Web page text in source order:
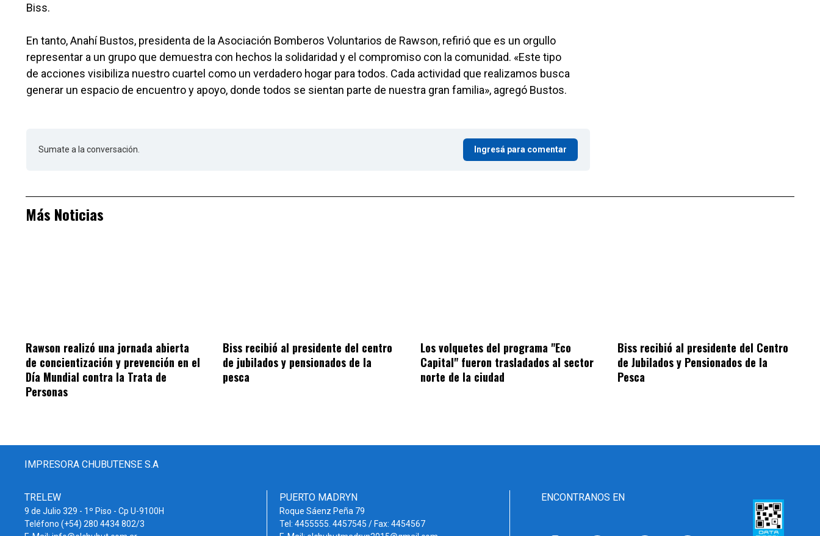
Biss.
En tanto, Anahí Bustos, presidenta de la Asociación Bomberos Voluntarios de Rawson, refirió que es un orgullo
representar a un grupo que demuestra con hechos la solidaridad y el compromiso con la comunidad. «Este tipo
de acciones visibiliza nuestro cuartel como un verdadero hogar para todos. Cada actividad que realizamos busca
generar un espacio de encuentro y apoyo, donde todos se sientan parte de nuestra gran familia», agregó Bustos.
Sumate a la conversación. Ingresá para comentar
Más Noticias
Rawson realizó una jornada abierta
de concientización y prevención en el
Día Mundial contra la Trata de
Personas
Biss recibió al presidente del centro
de jubilados y pensionados de la
pesca
Los volquetes del programa "Eco
Capital" fueron trasladados al sector
norte de la ciudad
Biss recibió al presidente del Centro
de Jubilados y Pensionados de la
Pesca
IMPRESORA CHUBUTENSE S.A
TRELEW
9 de Julio 329 - 1º Piso - Cp U-9100H
Teléfono (+54) 280 4434 802/3
PUERTO MADRYN
Roque Sáenz Peña 79
Tel: 4455555. 4457545 / Fax: 4454567
ENCONTRANOS EN